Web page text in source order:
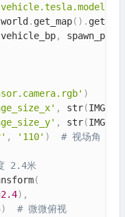
world . get_map( ) .
vehicle_bp,
)
, str(
, str(
, '110' ) # 视场角
2.4米
(
2.4) ,
)
# 微微俯视